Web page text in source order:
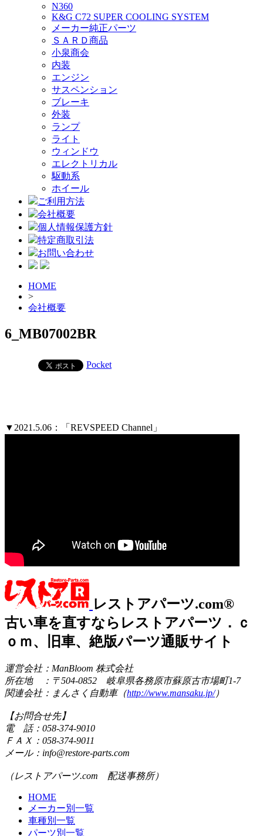
N360
K&G C72 SUPER COOLING SYSTEM
メーカー純正パーツ
ＳＡＲＤ商品
小泉商会
内装
エンジン
サスペンション
ブレーキ
外装
ランプ
ライト
ウィンドウ
エレクトリカル
駆動系
ホイール
ご利用方法
会社概要
個人情報保護方針
特定商取引法
お問い合わせ
HOME
>
会社概要
6_MB07002BR
Pocket
▼2021.5.06：「REVSPEED Channel」
レストアパーツ.com®
古い車を直すならレストアパーツ．ｃ
ｏｍ、旧車、絶版パーツ通販サイト
運営会社：ManBloom 株式会社
所在地 ：〒504-0852 岐阜県各務原市蘇原古市場町1-7
関連会社：まんさく自動車（http://www.mansaku.jp/）
【お問合せ先】
電 話：058-374-9010
ＦＡＸ：058-374-9011
メール：info@restore-parts.com
（レストアパーツ.com 配送事務所）
HOME
メーカー別一覧
車種別一覧
パーツ別一覧